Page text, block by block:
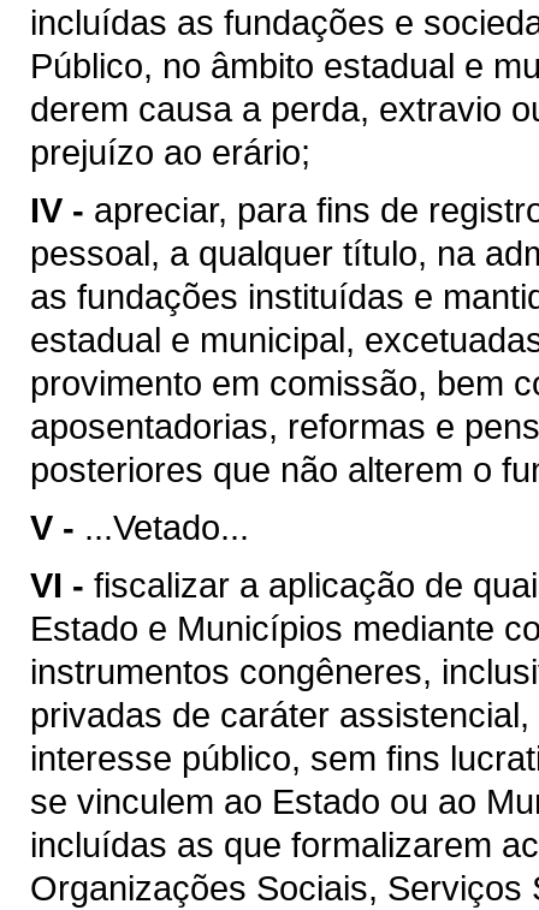
incluídas as fundações e
Público, no âmbito estadual e
derem causa a perda, extravio
prejuízo ao erário;
IV - apreciar, para fins de
pessoal, a qualquer título, na
as fundações instituídas e
estadual e municipal,
provimento em comissão, bem
aposentadorias, reformas e
posteriores que não alterem o
V - ...Vetado...
VI - fiscalizar a aplicação de
Estado e Municípios mediante
instrumentos congêneres,
privadas de caráter
interesse público, sem fins
se vinculem ao Estado ou ao
incluídas as que formalizarem
Organizações Sociais,